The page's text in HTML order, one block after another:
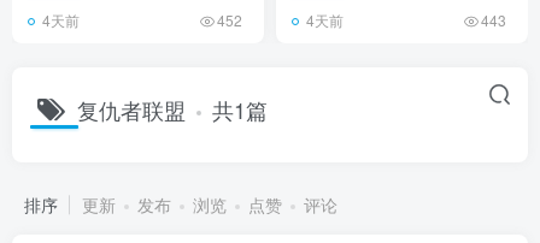
4天前 452 4天前 443
复仇者联盟 共1篇
排序 更新 发布 浏览 点赞 评论